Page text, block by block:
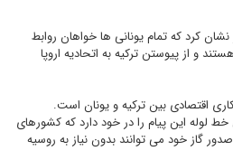
کرد که تمام یونانی ها خواهان روابط
و از پیوستن ترکیه به اتحادیه اروپا
اقتصادی بین ترکیه و یونان است.
لوله این پیام را در خود دارد که کشورهای
گاز خود می توانند بدون نیاز به روسیه